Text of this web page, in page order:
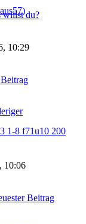
willst du?
10:29
10:06
Beitrag